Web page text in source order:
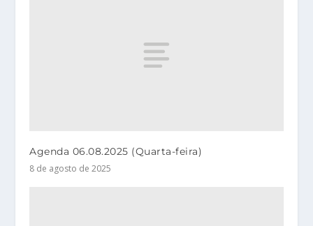
Agenda 06.08.2025 (Quarta-feira)
8 de agosto de 2025